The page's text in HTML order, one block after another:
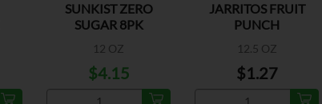
SUNKIST ZERO
SUGAR 8PK
12 OZ
$4.15
JARRITOS FRUIT
PUNCH
12.5 OZ
$1.27